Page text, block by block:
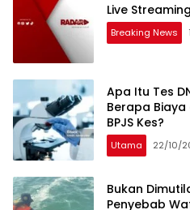
Live
Breaking News
Apa Itu Tes
Berapa
BPJS Kes?
Utama 22/10/
Bukan
Penyebab